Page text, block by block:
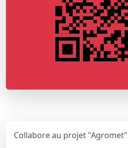
Collabore au projet "Agromet"